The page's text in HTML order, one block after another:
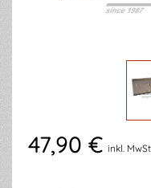
47,90 € inkl.